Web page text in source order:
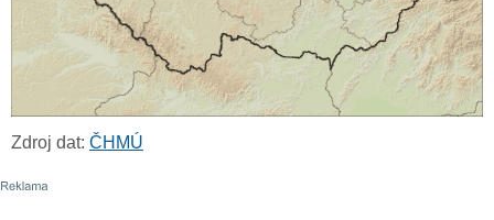
Zdroj dat: ČHMÚ